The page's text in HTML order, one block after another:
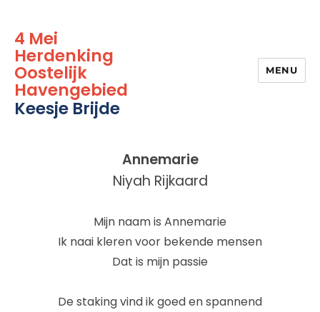
4 Mei
Herdenking
Oostelijk
Havengebied
Keesje Brijde
MENU
Annemarie
Niyah Rijkaard
Mijn naam is Annemarie
Ik naai kleren voor bekende mensen
Dat is mijn passie
De staking vind ik goed en spannend